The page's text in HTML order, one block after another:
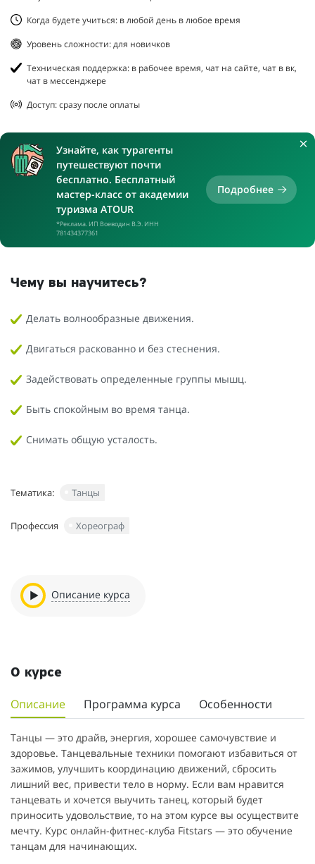
Когда будете учиться: в любой день в любое время
Уровень сложности: для новичков
Техническая поддержка: в рабочее время, чат на сайте, чат в вк,
чат в мессенджере
Доступ: сразу после оплаты
Узнайте, как турагенты
путешествуют почти
бесплатно. Бесплатный
мастер-класс от академии
туризма ATOUR
*Реклама. ИП Воеводин В.Э. ИНН
781434377361
Подробнее
Чему вы научитесь?
Делать волнообразные движения.
Двигаться раскованно и без стеснения.
Задействовать определенные группы мышц.
Быть спокойным во время танца.
Снимать общую усталость.
Тематика: Танцы
Профессия Хореограф
Описание курса
О курсе
Описание Программа курса Особенности
Танцы — это драйв, энергия, хорошее самочувствие и
здоровье. Танцевальные техники помогают избавиться от
зажимов, улучшить координацию движений, сбросить
лишний вес, привести тело в норму. Если вам нравится
танцевать и хочется выучить танец, который будет
приносить удовольствие, то на этом курсе вы осуществите
мечту. Курс онлайн-фитнес-клуба Fitstars — это обучение
танцам для начинающих.